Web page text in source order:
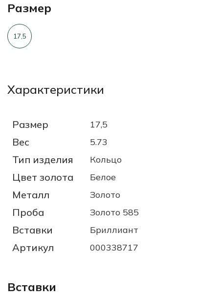
Размер
17,5
Характеристики
Размер 17,5
Вес 5.73
Тип изделия Кольцо
Цвет золота Белое
Металл Золото
Проба Золото 585
Вставки Бриллиант
Артикул 000338717
Вставки